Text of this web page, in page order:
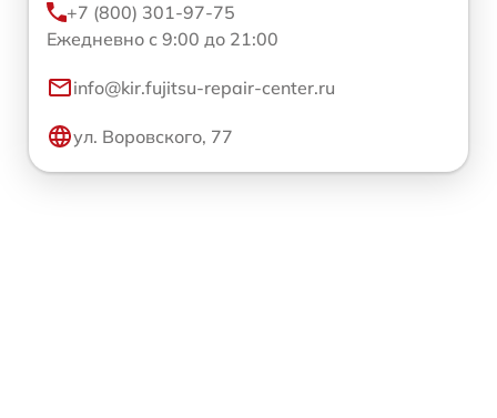
+7 (800) 301-97-75
Ежедневно с 9:00 до 21:00
info@kir.fujitsu-repair-center.ru
ул. Воровского, 77